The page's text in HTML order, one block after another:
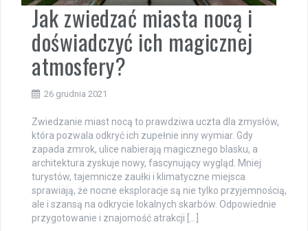
Jak zwiedzać miasta nocą i
doświadczyć ich magicznej
atmosfery?
26 grudnia 2021
Zwiedzanie miast nocą to prawdziwa uczta dla zmysłów,
która pozwala odkryć ich zupełnie inny wymiar. Gdy
zapada zmrok, ulice nabierają magicznego blasku, a
architektura zyskuje nowy, fascynujący wygląd. Mniej
turystów, tajemnicze zaułki i klimatyczne miejsca
sprawiają, że nocne eksploracje są nie tylko przyjemnością,
ale i szansą na odkrycie lokalnych skarbów. Odpowiednie
przygotowanie i znajomość atrakcji […]